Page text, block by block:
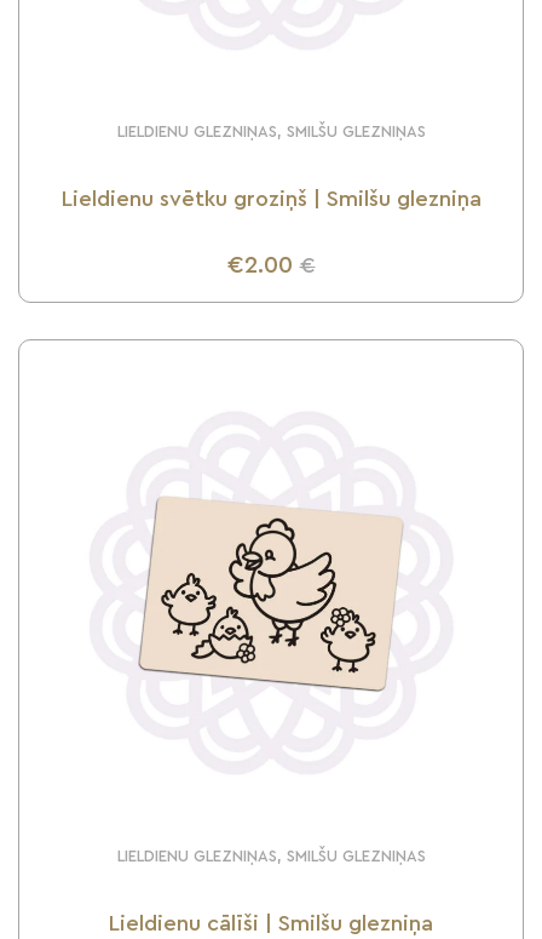
LIELDIENU GLEZNIŅAS, SMILŠU GLEZNIŅAS
Lieldienu svētku groziņš | Smilšu glezniņa
€2.00 €
UZZINI VAIRĀK
LIELDIENU GLEZNIŅAS, SMILŠU GLEZNIŅAS
Lieldienu cālīši | Smilšu glezniņa